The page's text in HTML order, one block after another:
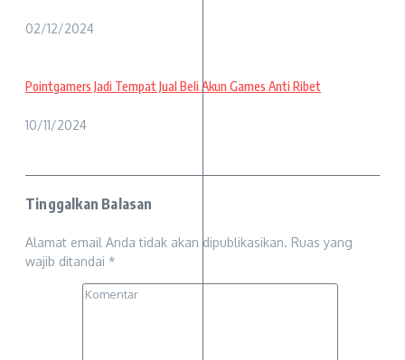
02/12/2024
Pointgamers Jadi Tempat Jual Beli Akun Games Anti Ribet
10/11/2024
Tinggalkan Balasan
Alamat email Anda tidak akan dipublikasikan. Ruas yang
wajib ditandai *